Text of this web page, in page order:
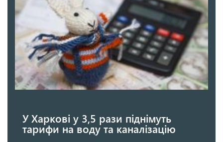
У Харкові у 3,5 рази піднімуть
тарифи на воду та каналізацію